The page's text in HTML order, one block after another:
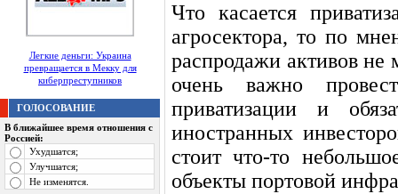
Легкие деньги: Украина
превращается в Мекку для
киберпреступников
ГОЛОСОВАНИЕ
В ближайшее время отношения с
Россией:
Ухудшатся;
Улучшатся;
Не изменятся.
Что касается
агросектора, то по
распродажи активов не
очень важно
приватизации и
иностранных
стоит что-то
объекты портовой